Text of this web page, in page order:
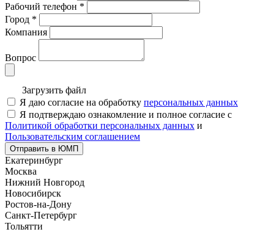
Рабочий телефон *
Город *
Компания
Вопрос
Загрузить файл
Я даю согласие на обработку персональных данных
Я подтверждаю ознакомление и полное согласие с
Политикой обработки персональных данных и
Пользовательским соглашением
Отправить в ЮМП
Екатеринбург
Москва
Нижний Новгород
Новосибирск
Ростов-на-Дону
Санкт-Петербург
Тольятти